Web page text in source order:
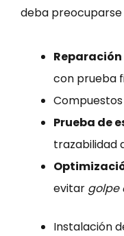
deba preocuparse
con prueba
Prueba de
trazabilidad
evitar golpe
Instalación